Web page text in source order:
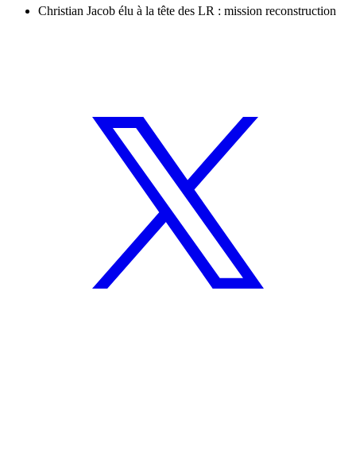
Christian Jacob élu à la tête des LR : mission reconstruction